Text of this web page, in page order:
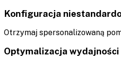
Konfiguracja
Otrzymaj spersonalizowaną
Optymalizacja wydajności